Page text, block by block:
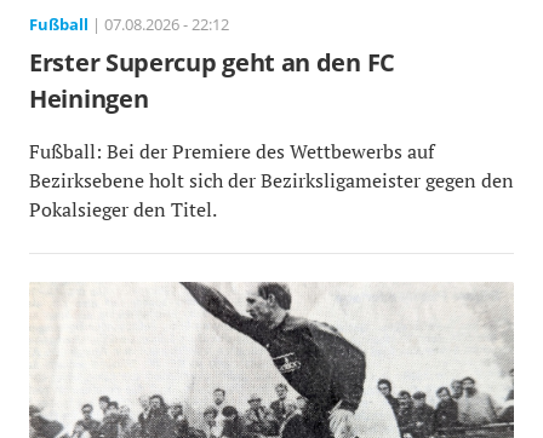
Fußball | 07.08.2026 - 22:12
Erster Supercup geht an den FC
Heiningen
Fußball: Bei der Premiere des Wettbewerbs auf
Bezirksebene holt sich der Bezirksligameister gegen den
Pokalsieger den Titel.